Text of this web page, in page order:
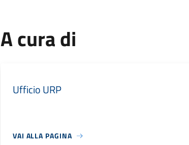
A cura di
Ufficio URP
VAI ALLA PAGINA